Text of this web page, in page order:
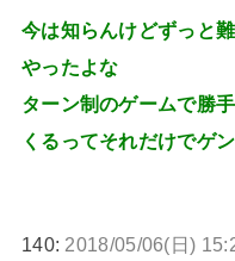
今は知らんけどずっと
やったよな
ターン制のゲームで勝
くるってそれだけでゲ
140: 2018/05/06(日)